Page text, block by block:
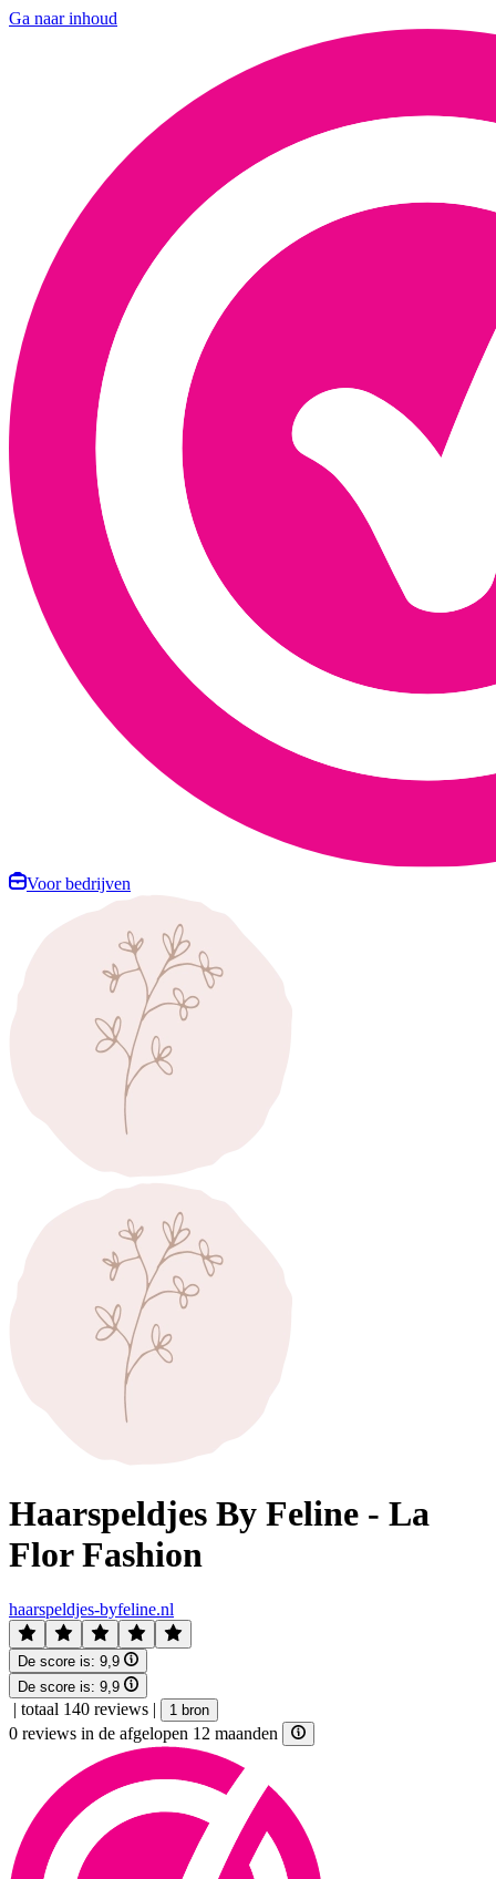
Ga naar inhoud
Voor bedrijven
Haarspeldjes By Feline - La
Flor Fashion
haarspeldjes-byfeline.nl
De score is: 9,9
De score is: 9,9
| totaal 140 reviews | 1 bron
0 reviews in de afgelopen 12 maanden